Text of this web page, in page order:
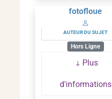
fotofloue
AUTEUR DU SUJET
Hors Ligne
Plus
d'informations